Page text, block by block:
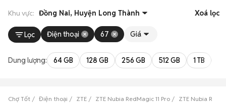
Khu vực: Đồng Nai, Huyện Long Thành Xoá lọc
Lọc Điện thoại 67 Giá
Dung lượng: 64 GB 128 GB 256 GB 512 GB 1 TB
Chợ Tốt Điện thoại ZTE ZTE Nubia RedMagic 11 Pro ZTE Nubia